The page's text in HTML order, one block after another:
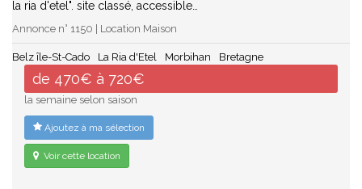
la ria d'etel". site classé, accessible…
Annonce n° 1150 | Location Maison
Belz île-St-Cado La Ria d'Etel Morbihan Bretagne
de 470€ à 720€
la semaine selon saison
Ajoutez à ma sélection
Voir cette location